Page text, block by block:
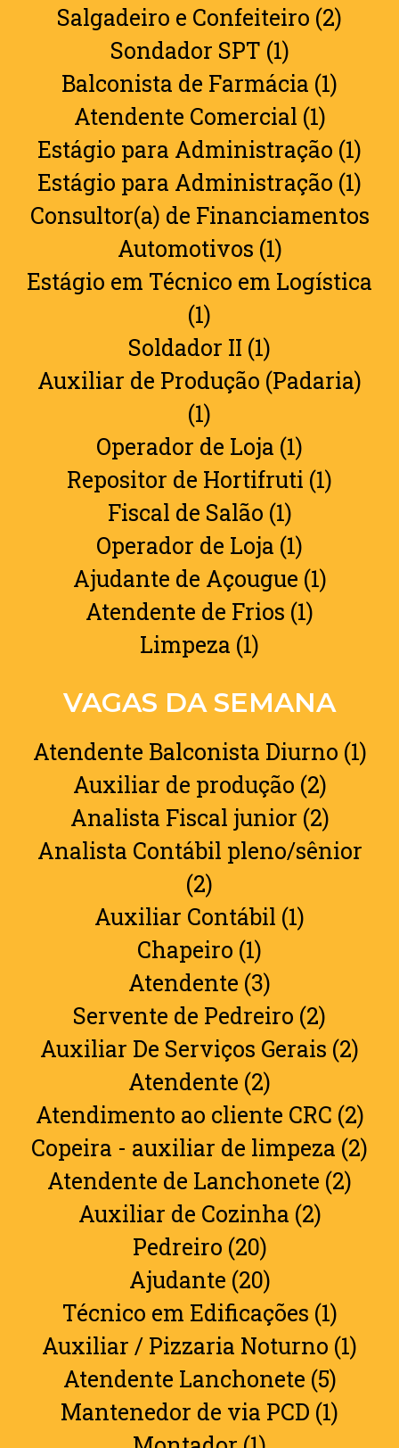
Salgadeiro e Confeiteiro (2)
Sondador SPT (1)
Balconista de Farmácia (1)
Atendente Comercial (1)
Estágio para Administração (1)
Estágio para Administração (1)
Consultor(a) de Financiamentos
Automotivos (1)
Estágio em Técnico em Logística
(1)
Soldador II (1)
Auxiliar de Produção (Padaria)
(1)
Operador de Loja (1)
Repositor de Hortifruti (1)
Fiscal de Salão (1)
Operador de Loja (1)
Ajudante de Açougue (1)
Atendente de Frios (1)
Limpeza (1)
VAGAS DA SEMANA
Atendente Balconista Diurno (1)
Auxiliar de produção (2)
Analista Fiscal junior (2)
Analista Contábil pleno/sênior
(2)
Auxiliar Contábil (1)
Chapeiro (1)
Atendente (3)
Servente de Pedreiro (2)
Auxiliar De Serviços Gerais (2)
Atendente (2)
Atendimento ao cliente CRC (2)
Copeira - auxiliar de limpeza (2)
Atendente de Lanchonete (2)
Auxiliar de Cozinha (2)
Pedreiro (20)
Ajudante (20)
Técnico em Edificações (1)
Auxiliar / Pizzaria Noturno (1)
Atendente Lanchonete (5)
Mantenedor de via PCD (1)